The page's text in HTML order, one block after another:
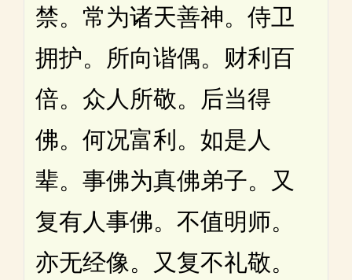
禁。常为诸天善神。侍卫
拥护。所向谐偶。财利百
倍。众人所敬。后当得
佛。何况富利。如是人
辈。事佛为真佛弟子。又
复有人事佛。不值明师。
亦无经像。又复不礼敬。